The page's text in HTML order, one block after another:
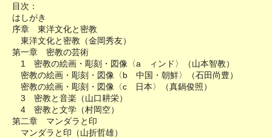
目次：
はしがき
序章 東洋文化と密教
東洋文化と密教（金岡秀友）
第一章 密教の芸術
1 密教の絵画・彫刻・図像〈a ィンド〉（山本智教）
密教の絵画・彫刻・図像〈b 中国・朝鮮〉（石田尚豊）
密教の絵画・彫刻・図像〈c 日本〉（真鍋俊照）
3 密教と音楽（山口耕栄）
4 密教と文学（村岡空）
第二章 マンダラと印
マンダラと印（山折哲雄）